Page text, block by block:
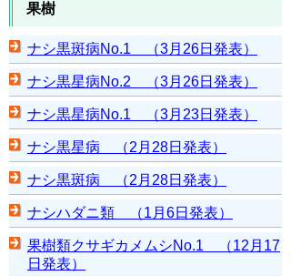
果樹
ナシ黒斑病No.1 （3月26日発表）
ナシ黒星病No.2 （3月26日発表）
ナシ黒星病No.1 （3月23日発表）
ナシ黒星病 （2月28日発表）
ナシ黒斑病 （2月28日発表）
ナシハダニ類 （1月6日発表）
果樹類クサギカメムシNo.1 （12月17
日発表）